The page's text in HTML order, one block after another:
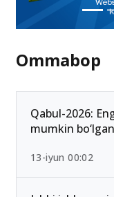
Ommabop
Qabul-2026:
mumkin